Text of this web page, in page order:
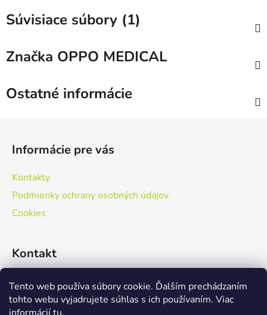
Tento web používa súbory cookie. Ďalším prechádzaním
tohto webu vyjadrujete súhlas s ich používaním. Viac
Súvisiace súbory (1)
Značka OPPO MEDICAL
Ostatné informácie
Informácie pre vás
Kontakty
Podmienky ochrany osobných údajov
Cookies
Kontakt
+421 415 424 916